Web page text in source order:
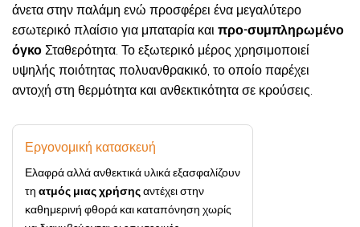
άνετα στην παλάμη ενώ προσφέρει ένα μεγαλύτερο
εσωτερικό πλαίσιο για μπαταρία και προ-συμπληρωμένο
όγκοΣταθερότητα. Το εξωτερικό μέρος χρησιμοποιεί
υψηλής ποιότητας πολυανθρακικό, το οποίο παρέχει
αντοχή στη θερμότητα και ανθεκτικότητα σε κρούσεις.
Εργονομική κατασκευή
Ελαφρά αλλά ανθεκτικά υλικά εξασφαλίζουν
τη ατμός μιας χρήσηςαντέχει στην
καθημερινή φθορά και καταπόνηση χωρίς